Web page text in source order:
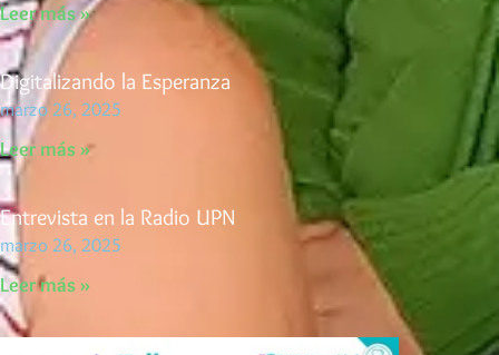
Leer más »
Digitalizando la Esperanza
marzo 26, 2025
Leer más »
Entrevista en la Radio UPN
marzo 26, 2025
Leer más »